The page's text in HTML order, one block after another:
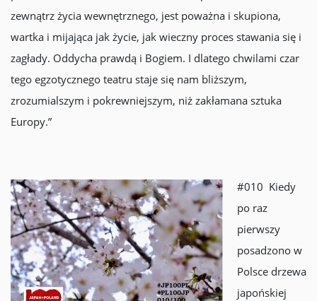
zewnątrz życia wewnętrznego, jest poważna i skupiona,
wartka i mijająca jak życie, jak wieczny proces stawania się i
zagłady. Oddycha prawdą i Bogiem. I dlatego chwilami czar
tego egzotycznego teatru staje się nam bliższym,
zrozumialszym i pokrewniejszym, niż zakłamana sztuka
Europy.”
#010 Kiedy
po raz
pierwszy
posadzono w
Polsce drzewa
japońskiej